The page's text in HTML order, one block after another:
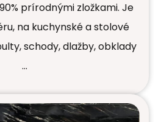
prírodnými zložkami. Je
na kuchynské a stolové
schody, dlažby, obklady
…